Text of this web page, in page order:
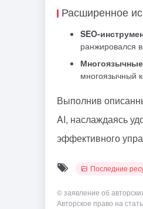
Расширенное
SEO-
ранжировался
многоязычный
Выполнив
AI, наслаждаясь
эффективного
Последние
©заявление об
Авторское право на